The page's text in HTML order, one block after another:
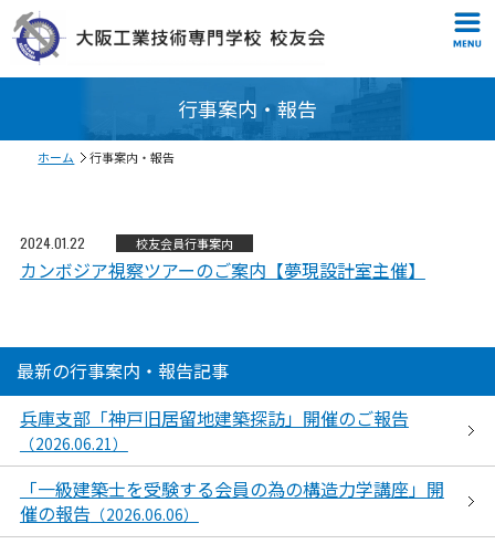
行事案内・報告
ホーム 行事案内・報告
2024.01.22 校友会員行事案内
カンボジア視察ツアーのご案内【夢現設計室主催】
最新の行事案内・報告記事
兵庫支部「神戸旧居留地建築探訪」開催のご報告
（2026.06.21）
「一級建築士を受験する会員の為の構造力学講座」開
催の報告 （2026.06.06）